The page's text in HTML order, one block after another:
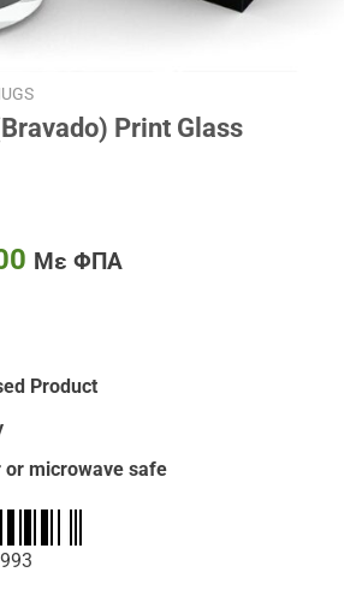
Print Glass
Η
€13.00.
Με ΦΠΑ
Product
or microwave safe